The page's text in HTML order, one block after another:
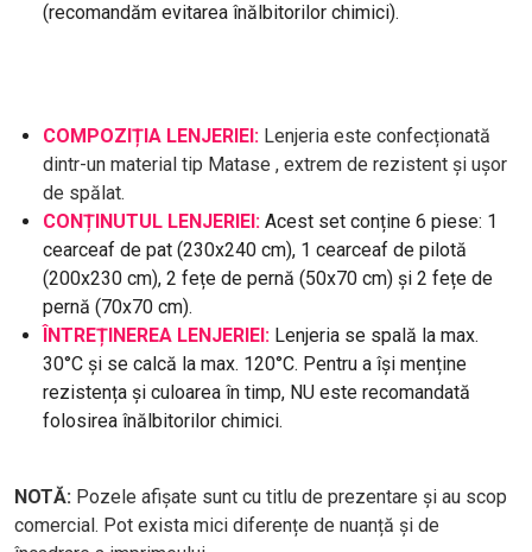
(recomandăm evitarea înălbitorilor chimici).
COMPOZIȚIA LENJERIEI: Lenjeria este confecționată
dintr-un material tip Matase , extrem de rezistent și ușor
de spălat.
CONȚINUTUL LENJERIEI: Acest set conține 6 piese: 1
cearceaf de pat (230x240 cm), 1 cearceaf de pilotă
(200x230 cm), 2 fețe de pernă (50x70 cm) și 2 fețe de
pernă (70x70 cm).
ÎNTREȚINEREA LENJERIEI: Lenjeria se spală la max.
30°C și se calcă la max. 120°C. Pentru a își menține
rezistența și culoarea în timp, NU este recomandată
folosirea înălbitorilor chimici.
NOTĂ: Pozele afișate sunt cu titlu de prezentare și au scop
comercial. Pot exista mici diferențe de nuanță și de